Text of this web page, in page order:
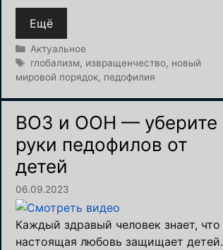
Ещё
Рубрики
Актуальное
Метки
глобализм, извращенчество, новый
мировой порядок, педофилия
ВОЗ и ООН — уберите
руки педофилов от
детей
06.09.2023
Каждый здравый человек знает, что
настоящая любовь защищает детей.